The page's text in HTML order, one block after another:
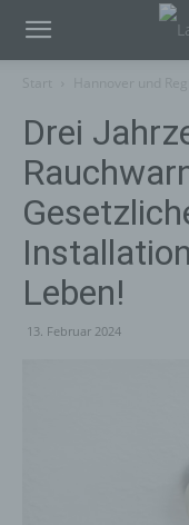
Drei
Leben!
13. Februar 2024